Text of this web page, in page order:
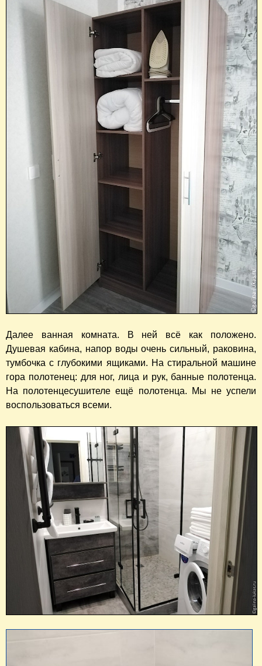
Далее ванная комната. В ней всё как положено.
Душевая кабина, напор воды очень сильный, раковина,
тумбочка с глубокими ящиками. На стиральной машине
гора полотенец: для ног, лица и рук, банные полотенца.
На полотенцесушителе ещё полотенца. Мы не успели
воспользоваться всеми.